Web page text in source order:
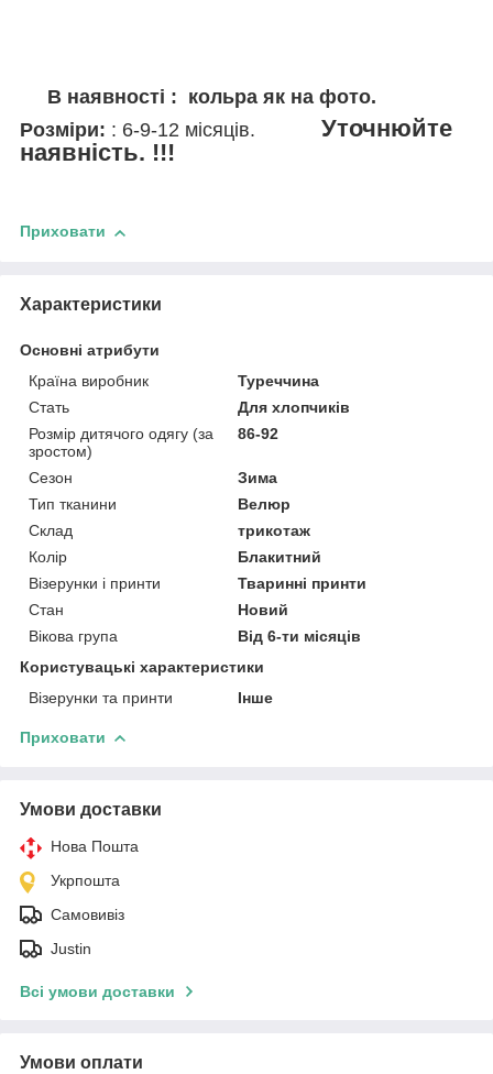
В наявності : кольра як на фото.
Розміри: : 6-9-12 місяців.
Уточнюйте
наявність. !!!
Приховати
Характеристики
Основні атрибути
Країна виробник
Туреччина
Стать
Для хлопчиків
Розмір дитячого одягу (за
зростом)
86-92
Сезон
Зима
Тип тканини
Велюр
Склад
трикотаж
Колір
Блакитний
Візерунки і принти
Тваринні принти
Стан
Новий
Вікова група
Від 6-ти місяців
Користувацькі характеристики
Візерунки та принти
Інше
Приховати
Умови доставки
Нова Пошта
Укрпошта
Самовивіз
Justin
Всі умови доставки
Умови оплати